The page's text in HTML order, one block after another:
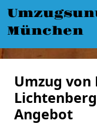
München
Umzug von
Angebot